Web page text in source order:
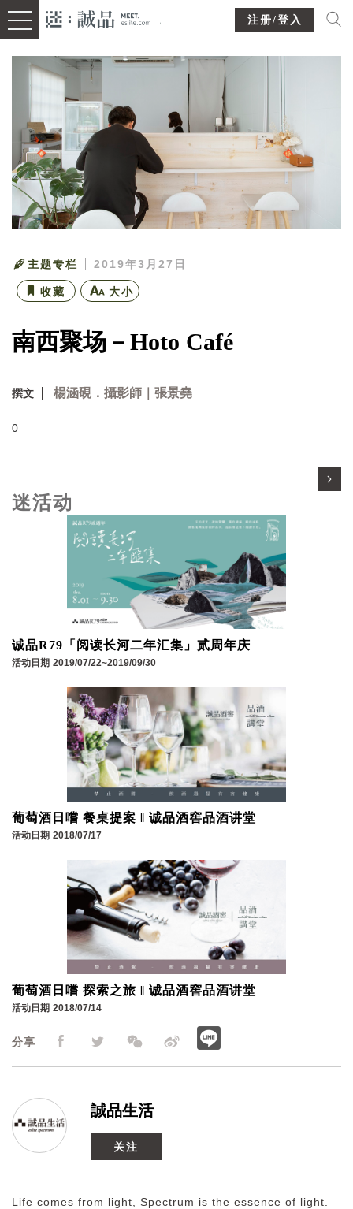
注册/登入
主题专栏 2019年3月27日
收藏 大小
南西聚场－Hoto Café
撰文 楊涵硯．攝影師｜張景堯
0
分享
誠品生活
关注
Life comes from light, Spectrum is the essence of light.
迷活动
诚品R79「阅读长河二年汇集」贰周年庆
活动日期 2019/07/22~2019/09/30
葡萄酒日嚐 餐桌提案 ‖ 诚品酒窖品酒讲堂
活动日期 2018/07/17
葡萄酒日嚐 探索之旅 ‖ 诚品酒窖品酒讲堂
活动日期 2018/07/14